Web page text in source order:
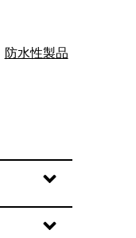
防水性製品